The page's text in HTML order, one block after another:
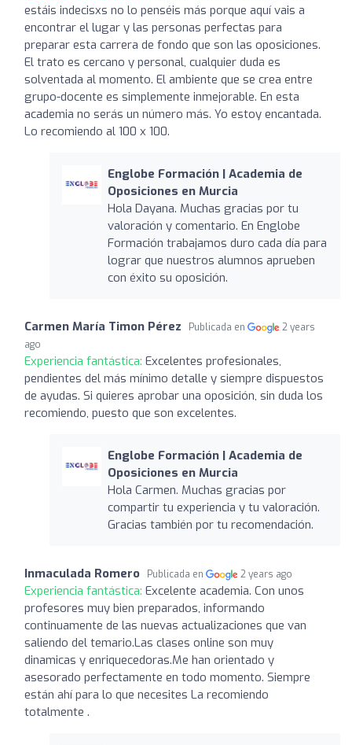
estáis indecisxs no lo penséis más porque aquí vais a
encontrar el lugar y las personas perfectas para
preparar esta carrera de fondo que son las oposiciones.
El trato es cercano y personal, cualquier duda es
solventada al momento. El ambiente que se crea entre
grupo-docente es simplemente inmejorable. En esta
academia no serás un número más. Yo estoy encantada.
Lo recomiendo al 100 x 100.
Englobe Formación | Academia de
Oposiciones en Murcia
Hola Dayana. Muchas gracias por tu
valoración y comentario. En Englobe
Formación trabajamos duro cada día para
lograr que nuestros alumnos aprueben
con éxito su oposición.
Carmen María Timon Pérez Publicada en
2 years
ago
Experiencia fantástica: Excelentes profesionales,
pendientes del más mínimo detalle y siempre dispuestos
de ayudas. Si quieres aprobar una oposición, sin duda los
recomiendo, puesto que son excelentes.
Englobe Formación | Academia de
Oposiciones en Murcia
Hola Carmen. Muchas gracias por
compartir tu experiencia y tu valoración.
Gracias también por tu recomendación.
Inmaculada Romero Publicada en 2 years ago
Experiencia fantástica: Excelente academia. Con unos
profesores muy bien preparados, informando
continuamente de las nuevas actualizaciones que van
saliendo del temario.Las clases online son muy
dinamicas y enriquecedoras.Me han orientado y
asesorado perfectamente en todo momento. Siempre
están ahí para lo que necesites La recomiendo
totalmente .